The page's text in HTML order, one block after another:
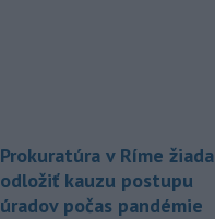
Prokuratúra v Ríme žiada
odložiť kauzu postupu
úradov počas pandémie